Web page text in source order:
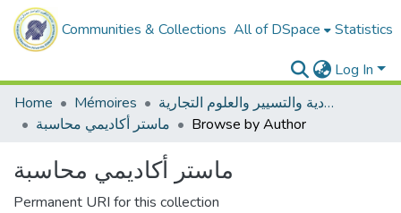
Communities & Collections All of DSpace Statistics
Log In
Home
Mémoires
ميدان العلوم الاقتصادية والتسيير والعلوم التجارية
ماستر أكاديمي محاسبة
Browse by Author
ماستر أكاديمي محاسبة
Permanent URI for this collection